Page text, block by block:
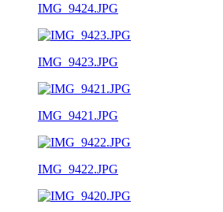
IMG_9424.JPG
IMG_9423.JPG
IMG_9421.JPG
IMG_9422.JPG